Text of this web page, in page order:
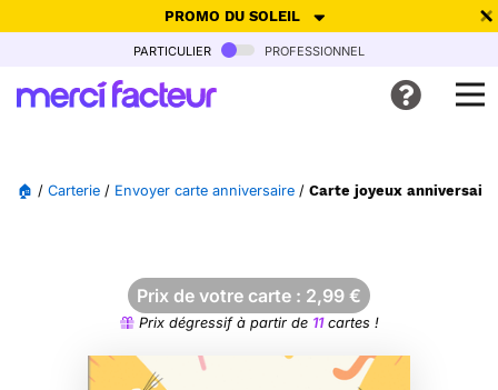
PROMO DU SOLEIL
-30% de réduction avec le code SUMMER26pour envoyer des
Ne plus afficher
particulier professionnel
🏠 / Carterie / Envoyer carte anniversaire / Carte joyeux
Prix de votre carte : 2,99 €
Prix dégressif à partir de 11cartes !